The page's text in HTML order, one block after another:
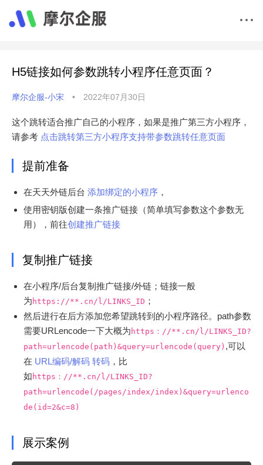
H5链接如何参数跳转小程序任意页面？
摩尔企服-小宋 • 2022年07月30日
这个跳转适合推广自己的小程序，如果是推广第三方小程序，
请参考 点击跳转第三方小程序支持带参数跳转任意页面
提前准备
在天天外链后台 添加绑定的小程序 ，
使用密钥版创建一条推广链接（简单填写参数这个参数无
用），前往创建推广链接
复制推广链接
在小程序/后台复制推广链接/外链；链接一般
为 https://**.cn/l/LINKS_ID ；
然后进行在后方添加您希望跳转到的小程序路径。path参数
需要URLencode一下大概为 https：//**.cn/l/LINKS_ID?
path=urlencode(path)&query=urlencode(query) ,可以
在 URL编码/解码 转码 ，比
如 https：//**.cn/l/LINKS_ID?
path=urlencode(/pages/index/index)&query=urlenco
de(id=2&c=8)
展示案例